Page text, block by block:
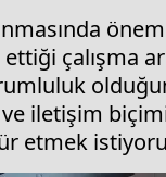
çalışma
iletişim
etmek